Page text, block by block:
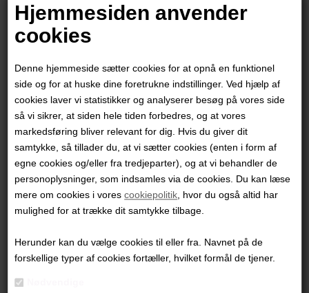
Hjemmesiden anvender
cookies
Denne hjemmeside sætter cookies for at opnå en funktionel
side og for at huske dine foretrukne indstillinger. Ved hjælp af
cookies laver vi statistikker og analyserer besøg på vores side
så vi sikrer, at siden hele tiden forbedres, og at vores
markedsføring bliver relevant for dig. Hvis du giver dit
samtykke, så tillader du, at vi sætter cookies (enten i form af
egne cookies og/eller fra tredjeparter), og at vi behandler de
personoplysninger, som indsamles via de cookies. Du kan læse
mere om cookies i vorescookiepolitik , hvor du også altid har
mulighed for at trække dit samtykke tilbage.
Herunder kan du vælge cookies til eller fra. Navnet på de
forskellige typer af cookies fortæller, hvilket formål de tjener.
Christina James Nielsen
2.600,00DKK
"Løsrivelse"
29x20 cm.
Lys træramme med glas
PRODUKTBESKRIVELSE